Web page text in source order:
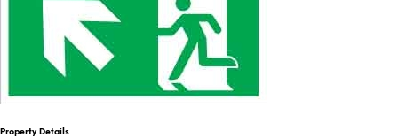
Property Details